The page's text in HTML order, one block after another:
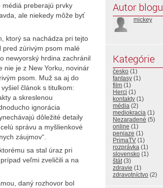
médiá preberajú prvky
ale niekedy môže byť
ktorý sa nachádza pri tejto
zúrivým psom malé
newyorský hrdina zachránil
nie je z New Yorku, novinár
psom. Muž sa aj do
článok s titulkom:
a skreslenou
ignorácia
dôležité detaily
správu a myšlienkové
záujmov“.
sa stal úraz pri
veľmi zveličili a na
daný rozhovor bol
Autor blogu
mickey
Kategórie
česko (1)
fantasy (1)
film (1)
Herci (1)
kontakty (1)
média (2)
mediokracia (1)
Nezaradené (5)
online (1)
peniaze (1)
PrimaTV (1)
rozprávka (1)
slovensko (1)
štát(3)
zdravie (1)
zdravotníctvo (2)